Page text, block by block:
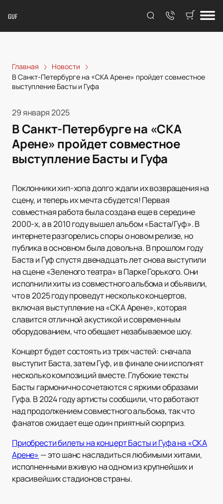
GUF
Главная
Новости
В Санкт-Петербурге на «СКА Арене» пройдет совместное
выступление Басты и Гуфа
29 января 2025
В Санкт-Петербурге на «СКА
Арене» пройдет совместное
выступление Басты и Гуфа
Поклонники хип-хопа долго ждали их возвращения на
сцену, и теперь их мечта сбудется! Первая
совместная работа была создана еще в середине
2000-х, а в 2010 году вышел альбом «Баста/Гуф». В
интернете разгорелись споры о новом релизе, но
публика в основном была довольна. В прошлом году
Баста и Гуф спустя двенадцать лет снова выступили
на сцене «Зеленого театра» в Парке Горького. Они
исполнили хиты из совместного альбома и объявили,
что в 2025 году проведут несколько концертов,
включая выступление на «СКА Арене», которая
славится отличной акустикой и современным
оборудованием, что обещает незабываемое шоу.
Концерт будет состоять из трех частей: сначала
выступит Баста, затем Гуф, и в финале они исполнят
несколько композиций вместе. Глубокие тексты
Басты гармонично сочетаются с яркими образами
Гуфа. В 2024 году артисты сообщили, что работают
над продолжением совместного альбома, так что
фанатов ожидает еще один приятный сюрприз.
Приобрести билеты на концерт Басты и Гуфа на «СКА
Арене» — это шанс насладиться любимыми хитами,
исполненными вживую на одном из крупнейших и
красивейших стадионов страны.